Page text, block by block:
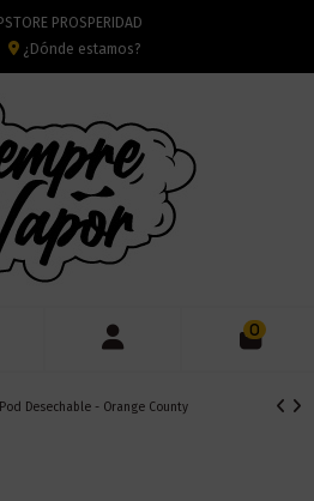
PROSPERIDAD
¿Dónde estamos?
0
Desechable - Orange County